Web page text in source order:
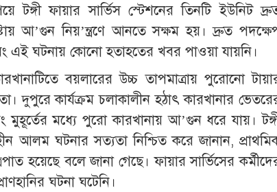
ফায়ার সার্ভিস স্টেশনের তিনটি ইউনিট
আ’গুন নিয়’ন্ত্রণে আনতে সক্ষম হয়। দ্রুত
এই ঘটনায় কোনো হতাহতের খবর পাওয়া যায়নি।
বয়লারের উচ্চ তাপমাত্রায় পুরোনো
দুপুরে কার্যক্রম চলাকালীন হঠাৎ কারখানার
মধ্যে পুরো কারখানায় আ’গুন ধরে যায়।
আলম ঘটনার সত্যতা নিশ্চিত করে জানান,
হয়েছে বলে জানা গেছে। ফায়ার সার্ভিসের
ঘটনা ঘটেনি।